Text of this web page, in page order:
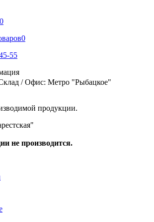
0
0
55
/ Офис: Метро "Рыбацкое"
продукции.
не производится.